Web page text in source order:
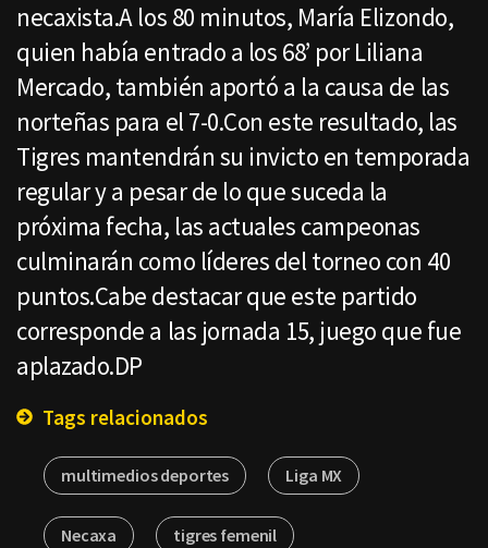
necaxista.A los 80 minutos, María Elizondo,
quien había entrado a los 68’ por Liliana
Mercado, también aportó a la causa de las
norteñas para el 7-0.Con este resultado, las
Tigres mantendrán su invicto en temporada
regular y a pesar de lo que suceda la
próxima fecha, las actuales campeonas
culminarán como líderes del torneo con 40
puntos.Cabe destacar que este partido
corresponde a las jornada 15, juego que fue
aplazado.DP
Tags relacionados
multimedios deportes Liga MX
Necaxa tigres femenil